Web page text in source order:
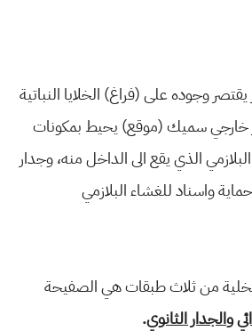
وجوده على (فراغ) الخلايا النباتية
خارجي سميك(موقع) يحيط بمكونات
الذي يقع الى الداخل منه، وجدار
واسناد للغشاء البلازمي
من ثلاث طبقات هي الصفيحة
والجدار الثانوي.